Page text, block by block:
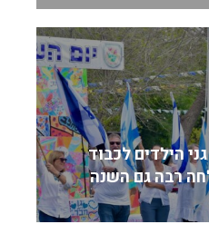
הילדים לכבוד